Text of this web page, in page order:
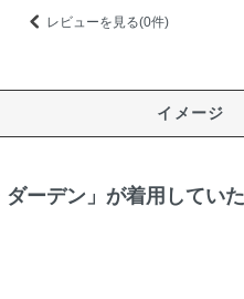
レビューを見る(0件)
イメージ
ーデン」が着用していた